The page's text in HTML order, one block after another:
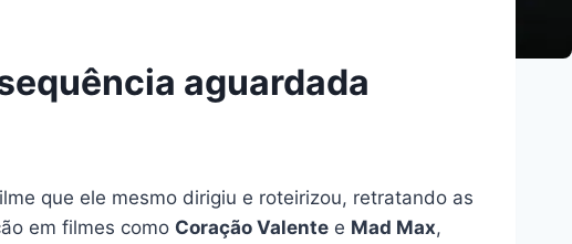
aguardada
que ele mesmo dirigiu e roteirizou, retratando as
em filmes como Coração Valente e Mad Max,